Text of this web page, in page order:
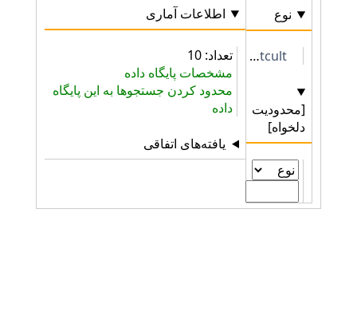
نوع
http://collection.britishmuseum.org/id/thesauri/matcult
[محدودیت
دلخواه]
اطلاعات آماری
تعداد: 10
مشخصات پایگاه داده
محدود کردن جستجوها به این پایگاه
داده
یافته‌های اتفاقی